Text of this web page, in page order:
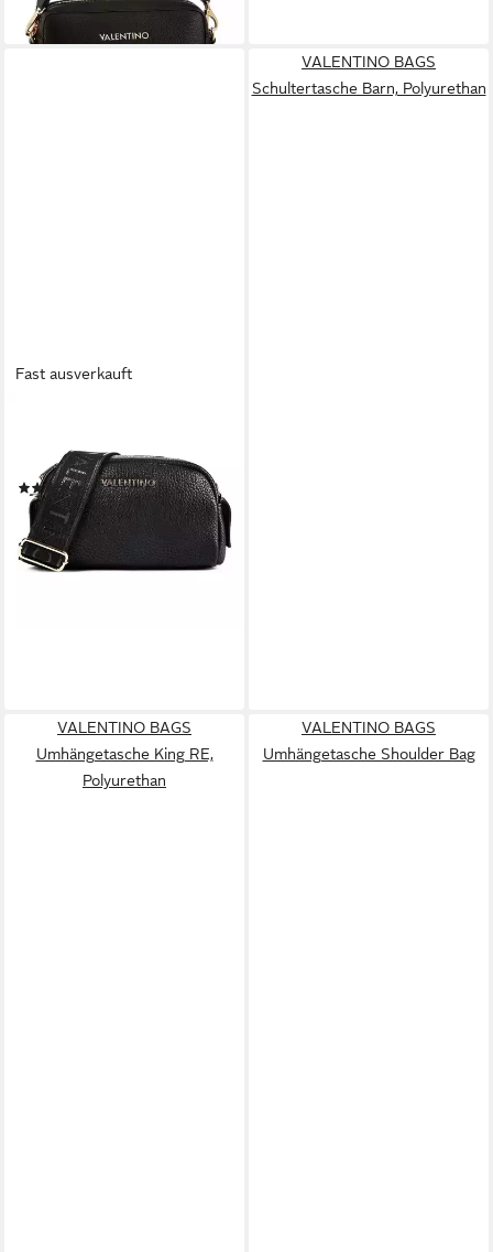
+4
Fast ausverkauft
Polyurethan
(1)
ab 65,83 € UVP129,99 €
-49%
lieferbar - in 2-3 Werktagen bei dir
VALENTINO BAGS
Schultertasche Barn, Polyurethan
VALENTINO BAGS
Umhängetasche King RE,
Polyurethan
VALENTINO BAGS
Umhängetasche Shoulder Bag